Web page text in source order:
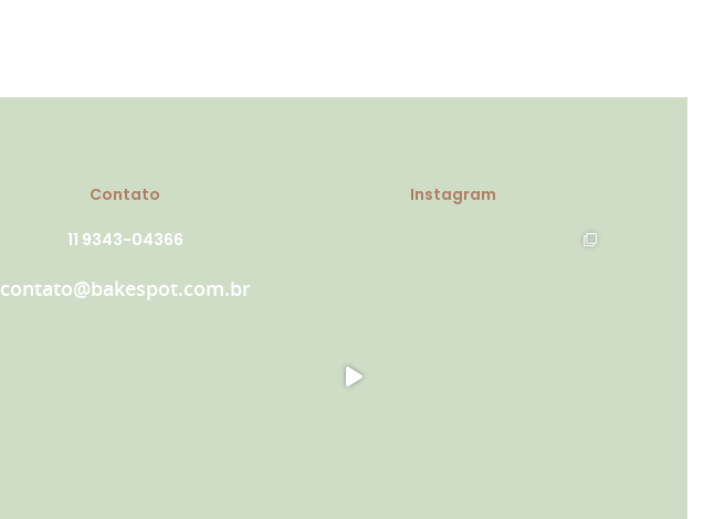
Contato
11 9343-04366
contato@bakespot.com.br
Instagram